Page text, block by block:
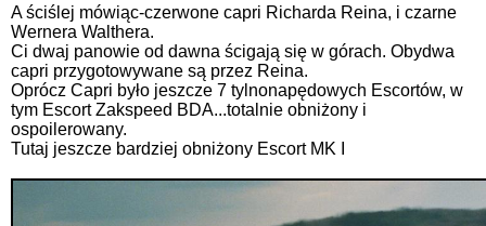
A ściślej mówiąc-czerwone capri Richarda Reina, i czarne
Wernera Walthera.
Ci dwaj panowie od dawna ścigają się w górach. Obydwa
capri przygotowywane są przez Reina.
Oprócz Capri było jeszcze 7 tylnonapędowych Escortów, w
tym Escort Zakspeed BDA...totalnie obniżony i
ospoilerowany.
Tutaj jeszcze bardziej obniżony Escort MK I